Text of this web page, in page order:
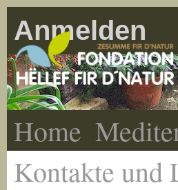
Anmelden
Home
Kontakte und